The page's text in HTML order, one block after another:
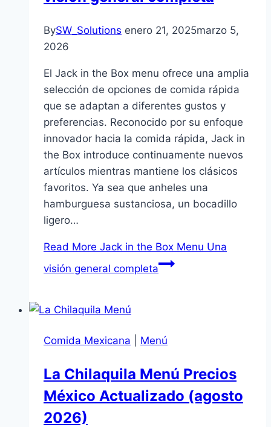
BySW_Solutions enero 21, 2025marzo 5,
2026
El Jack in the Box menu ofrece una amplia
selección de opciones de comida rápida
que se adaptan a diferentes gustos y
preferencias. Reconocido por su enfoque
innovador hacia la comida rápida, Jack in
the Box introduce continuamente nuevos
artículos mientras mantiene los clásicos
favoritos. Ya sea que anheles una
hamburguesa sustanciosa, un bocadillo
ligero…
Read More Jack in the Box Menu Una
visión general completa
Comida Mexicana Menú
La Chilaquila Menú Precios
México Actualizado (agosto
2026)